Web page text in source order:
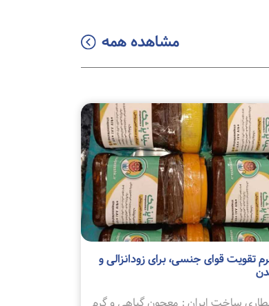
مشاهده همه
تقویت قوای جنسی، برای زودانزالی و